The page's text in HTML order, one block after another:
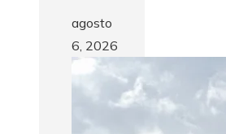
agosto
6, 2026